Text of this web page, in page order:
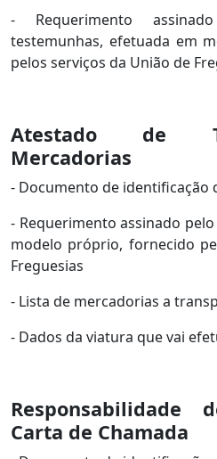
- Requerimento
testemunhas, efetuada em
pelos serviços da União de
Atestado de
Mercadorias
- Documento de identificação
- Requerimento assinado
modelo próprio, fornecido
Freguesias
- Lista de mercadorias a
- Dados da viatura que vai
Carta de Chamada